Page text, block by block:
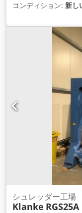
コンディション: 新し
シュレッダー工場
Klanke RGS25A